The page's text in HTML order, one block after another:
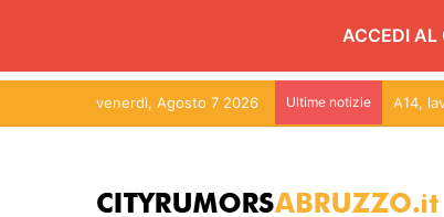
ACCEDI AL
venerdì, Agosto 7 2026 Ultime notizie